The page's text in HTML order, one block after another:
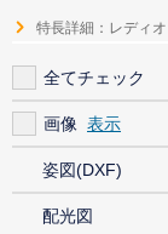
特長詳細：レディ
全てチェック
画像
姿図(DXF)
配光図